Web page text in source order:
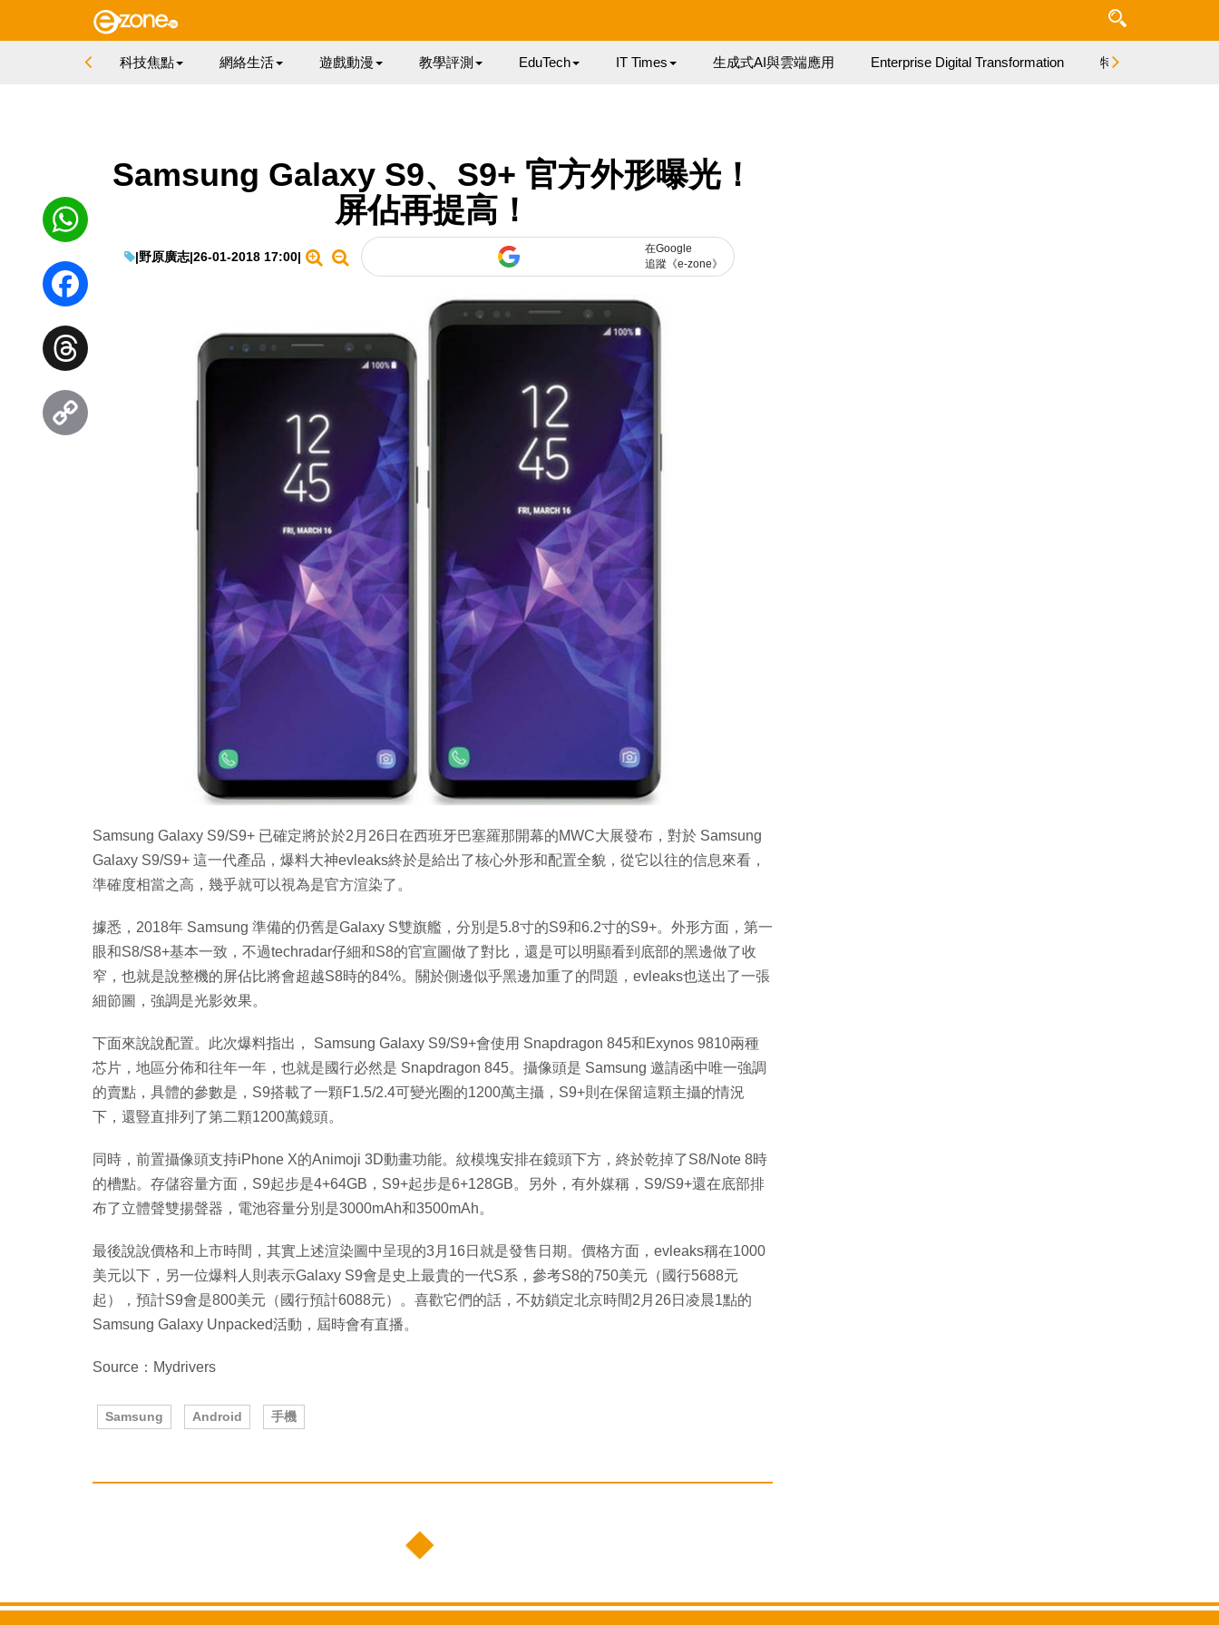
科技焦點 網絡生活 遊戲動漫 教學評測 EduTech IT Times 生成式AI與雲端應用 Enterprise Digital Transformation 特集
Samsung Galaxy S9、S9+ 官方外形曝光！
屏佔再提高！
|野原廣志|26-01-2018 17:00|
在Google
追蹤《e-zone》
Samsung Galaxy S9/S9+ 已確定將於於2月26日在西班牙巴塞羅那開幕的MWC大展發布，對於 Samsung
Galaxy S9/S9+ 這一代產品，爆料大神evleaks終於是給出了核心外形和配置全貌，從它以往的信息來看，
準確度相當之高，幾乎就可以視為是官方渲染了。
據悉，2018年 Samsung 準備的仍舊是Galaxy S雙旗艦，分別是5.8寸的S9和6.2寸的S9+。外形方面，第一
眼和S8/S8+基本一致，不過techradar仔細和S8的官宣圖做了對比，還是可以明顯看到底部的黑邊做了收
窄，也就是說整機的屏佔比將會超越S8時的84%。關於側邊似乎黑邊加重了的問題，evleaks也送出了一張
細節圖，強調是光影效果。
下面來說說配置。此次爆料指出， Samsung Galaxy S9/S9+會使用 Snapdragon 845和Exynos 9810兩種
芯片，地區分佈和往年一年，也就是國行必然是 Snapdragon 845。攝像頭是 Samsung 邀請函中唯一強調
的賣點，具體的參數是，S9搭載了一顆F1.5/2.4可變光圈的1200萬主攝，S9+則在保留這顆主攝的情況
下，還豎直排列了第二顆1200萬鏡頭。
同時，前置攝像頭支持iPhone X的Animoji 3D動畫功能。紋模塊安排在鏡頭下方，終於乾掉了S8/Note 8時
的槽點。存儲容量方面，S9起步是4+64GB，S9+起步是6+128GB。另外，有外媒稱，S9/S9+還在底部排
布了立體聲雙揚聲器，電池容量分別是3000mAh和3500mAh。
最後說說價格和上市時間，其實上述渲染圖中呈現的3月16日就是發售日期。價格方面，evleaks稱在1000
美元以下，另一位爆料人則表示Galaxy S9會是史上最貴的一代S系，參考S8的750美元（國行5688元
起），預計S9會是800美元（國行預計6088元）。喜歡它們的話，不妨鎖定北京時間2月26日凌晨1點的
Samsung Galaxy Unpacked活動，屆時會有直播。
Source：Mydrivers
Samsung Android 手機
WhatsApp
Facebook
Threads